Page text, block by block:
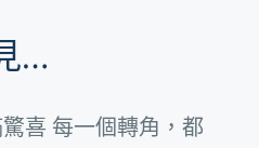
…
喜 每一個轉角，都